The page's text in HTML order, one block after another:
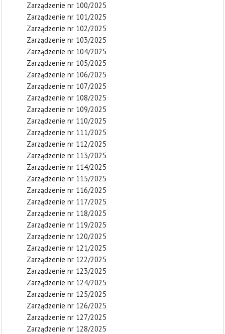
Zarządzenie nr 100/2025
Zarządzenie nr 101/2025
Zarządzenie nr 102/2025
Zarządzenie nr 103/2025
Zarządzenie nr 104/2025
Zarządzenie nr 105/2025
Zarządzenie nr 106/2025
Zarządzenie nr 107/2025
Zarządzenie nr 108/2025
Zarządzenie nr 109/2025
Zarządzenie nr 110/2025
Zarządzenie nr 111/2025
Zarządzenie nr 112/2025
Zarządzenie nr 113/2025
Zarządzenie nr 114/2025
Zarządzenie nr 115/2025
Zarządzenie nr 116/2025
Zarządzenie nr 117/2025
Zarządzenie nr 118/2025
Zarządzenie nr 119/2025
Zarządzenie nr 120/2025
Zarządzenie nr 121/2025
Zarządzenie nr 122/2025
Zarządzenie nr 123/2025
Zarządzenie nr 124/2025
Zarządzenie nr 125/2025
Zarządzenie nr 126/2025
Zarządzenie nr 127/2025
Zarządzenie nr 128/2025